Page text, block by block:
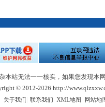
站无法一一核实，如果您发现本
© 2012-2026 http://
关于我们 联系我们 XML地图 网站地